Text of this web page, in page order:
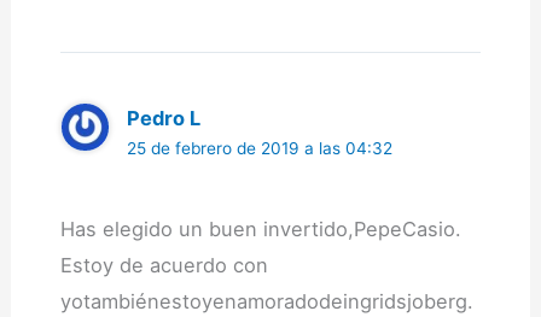
Pedro L
25 de febrero de 2019 a las 04:32
Has elegido un buen invertido,PepeCasio.
Estoy de acuerdo con
yotambiénestoyenamoradodeingridsjoberg.